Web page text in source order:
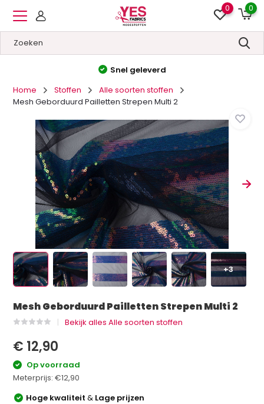
0 0
Hoge kwaliteit&Lage prijzen
Home
Stoffen
Alle soorten stoffen
Mesh Geborduurd Pailletten Strepen Multi 2
+3
Mesh Geborduurd Pailletten Strepen Multi 2
Bekijk alles Alle soorten stoffen
€ 12,90
Op voorraad
Meterprijs:€12,90
Hoge kwaliteit& Lage prijzen